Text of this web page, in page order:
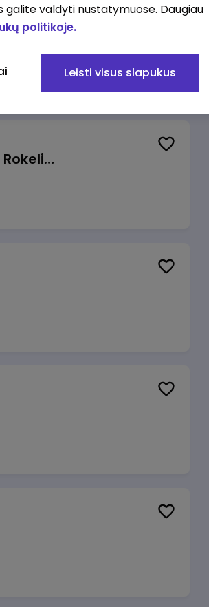
Užsakymų komplektuotojas (-a) Vilniuje (Gariūnai)
Pardavėjas (-a) naujoje parduotuvėje Rokeliuose (NEMOKAMAS TRANSPORTAS)
galite valdyti nustatymuose. Daugiau
politikoje.
Leisti visus slapukus